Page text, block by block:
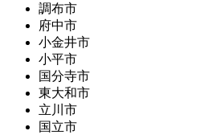
調布市
府中市
小金井市
小平市
国分寺市
東大和市
立川市
国立市